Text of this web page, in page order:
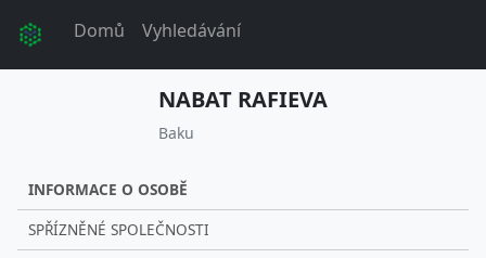
Domů Vyhledávání
NABAT RAFIEVA
Baku
INFORMACE O OSOBĚ
SPŘÍZNĚNÉ SPOLEČNOSTI